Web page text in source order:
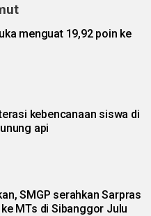
menguat 19,92 poin ke
kebencanaan siswa di
api
SMGP serahkan Sarpras
MTs di Sibanggor Julu